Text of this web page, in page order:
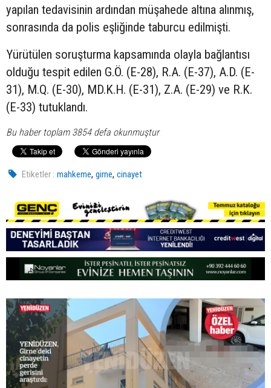
yapılan tedavisinin ardından müşahede altına alınmış,
sonrasında da polis eşliğinde taburcu edilmişti.
Yürütülen soruşturma kapsamında olayla bağlantısı
olduğu tespit edilen G.Ö. (E-28), R.A. (E-37), A.D. (E-
31), M.Q. (E-30), MD.K.H. (E-31), Z.A. (E-29) ve R.K.
(E-33) tutuklandı.
Bu haber toplam 3854 defa okunmuştur
Etiketler : mahkeme,girne,cinayet